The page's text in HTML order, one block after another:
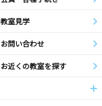
教室見学
お問い合わせ
お近くの教室を探す